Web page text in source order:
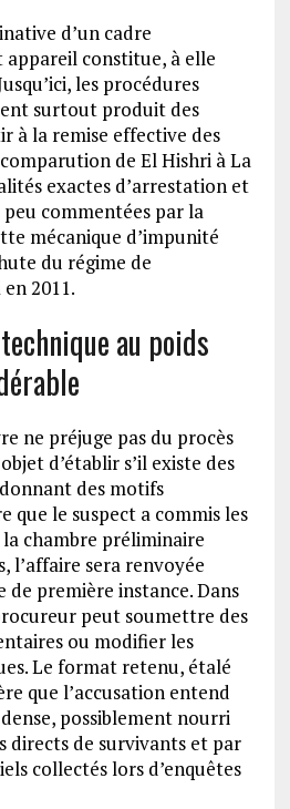
d’un cadre
constitue, à elle
les procédures
surtout produit des
à la remise effective des
de El Hishri à La
exactes d’arrestation et
commentées par la
mécanique d’impunité
du régime de
2011.
au poids
ne préjuge pas du procès
d’établir s’il existe des
des motifs
que le suspect a commis les
la chambre préliminaire
l’affaire sera renvoyée
de première instance. Dans
peut soumettre des
ou modifier les
Le format retenu, étalé
que l’accusation entend
possiblement nourri
directs de survivants et par
collectés lors d’enquêtes